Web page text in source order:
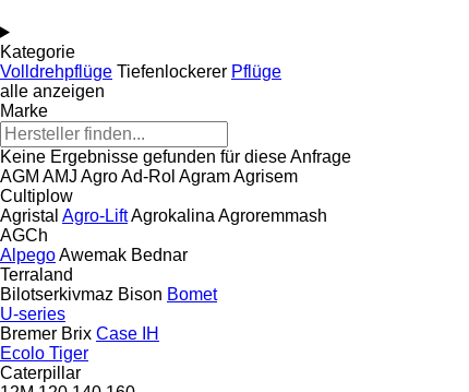
Kategorie
Volldrehpflüge Tiefenlockerer Pflüge
alle anzeigen
Marke
Keine Ergebnisse gefunden für diese Anfrage
AGM AMJ AgroAd-Rol AgramAgrisem
Cultiplow
Agristal Agro-LiftAgrokalina Agroremmash
AGCh
AlpegoAwemak Bednar
Terraland
Bilotserkivmaz Bison Bomet
U-series
Bremer Brix Case IH
Ecolo Tiger
Caterpillar